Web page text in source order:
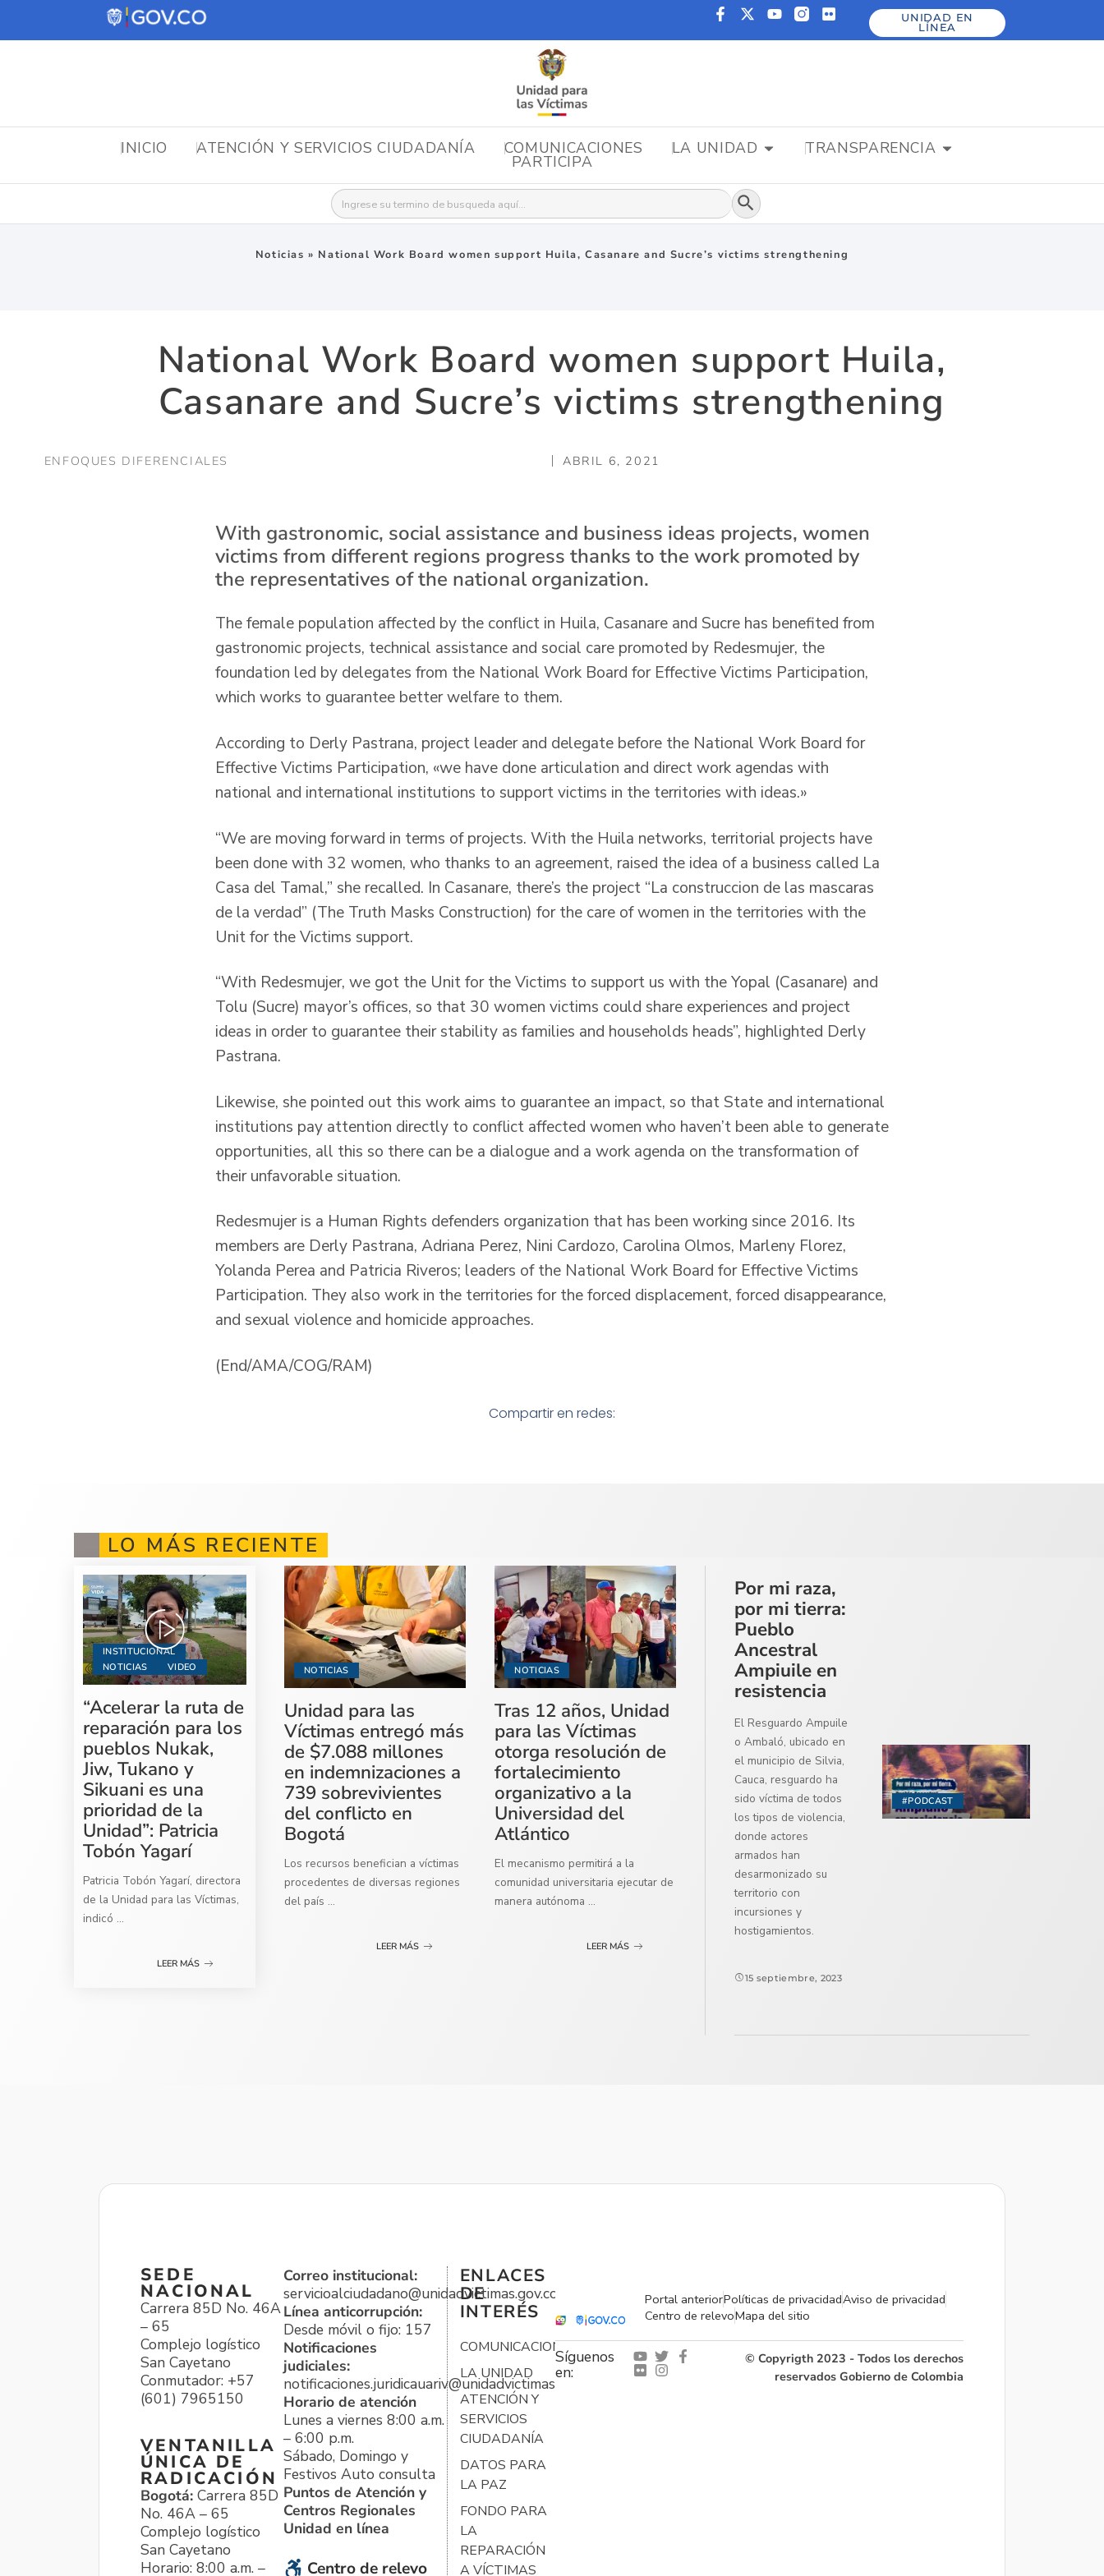
UNIDAD EN
LÍNEA
INICIO ATENCIÓN Y SERVICIOS CIUDADANÍA COMUNICACIONES LA UNIDAD TRANSPARENCIA
PARTICIPA
Buscar: Botón de búsqueda
Noticias » National Work Board women support Huila, Casanare and Sucre’s victims strengthening
National Work Board women support Huila,
Casanare and Sucre’s victims strengthening
ENFOQUES DIFERENCIALES ABRIL 6, 2021
With gastronomic, social assistance and business ideas projects, women
victims from different regions progress thanks to the work promoted by
the representatives of the national organization.
The female population affected by the conflict in Huila, Casanare and Sucre has benefited from
gastronomic projects, technical assistance and social care promoted by Redesmujer, the
foundation led by delegates from the National Work Board for Effective Victims Participation,
which works to guarantee better welfare to them.
According to Derly Pastrana, project leader and delegate before the National Work Board for
Effective Victims Participation, «we have done articulation and direct work agendas with
national and international institutions to support victims in the territories with ideas.»
“We are moving forward in terms of projects. With the Huila networks, territorial projects have
been done with 32 women, who thanks to an agreement, raised the idea of ​​a business called La
Casa del Tamal,” she recalled. In Casanare, there’s the project “La construccion de las mascaras
de la verdad” (The Truth Masks Construction) for the care of women in the territories with the
Unit for the Victims support.
“With Redesmujer, we got the Unit for the Victims to support us with the Yopal (Casanare) and
Tolu (Sucre) mayor’s offices, so that 30 women victims could share experiences and project
ideas in order to guarantee their stability as families and households heads”, highlighted Derly
Pastrana.
Likewise, she pointed out this work aims to guarantee an impact, so that State and international
institutions pay attention directly to conflict affected women who haven’t been able to generate
opportunities, all this so there can be a dialogue and a work agenda on the transformation of
their unfavorable situation.
Redesmujer is a Human Rights defenders organization that has been working since 2016. Its
members are Derly Pastrana, Adriana Perez, Nini Cardozo, Carolina Olmos, Marleny Florez,
Yolanda Perea and Patricia Riveros; leaders of the National Work Board for Effective Victims
Participation. They also work in the territories for the forced displacement, forced disappearance,
and sexual violence and homicide approaches.
(End/AMA/COG/RAM)
Compartir en redes:
LO MÁS RECIENTE
INSTITUCIONAL
NOTICIAS
VIDEO
“Acelerar la ruta de
reparación para los
pueblos Nukak,
Jiw, Tukano y
Sikuani es una
prioridad de la
Unidad”: Patricia
Tobón Yagarí
Patricia Tobón Yagarí, directora
de la Unidad para las Víctimas,
indicó ...
LEER MÁS
NOTICIAS
Unidad para las
Víctimas entregó más
de $7.088 millones
en indemnizaciones a
739 sobrevivientes
del conflicto en
Bogotá
Los recursos benefician a víctimas
procedentes de diversas regiones
del país ...
LEER MÁS
NOTICIAS
Tras 12 años, Unidad
para las Víctimas
otorga resolución de
fortalecimiento
organizativo a la
Universidad del
Atlántico
El mecanismo permitirá a la
comunidad universitaria ejecutar de
manera autónoma ...
LEER MÁS
#PODCAST
Por mi raza,
por mi tierra:
Pueblo
Ancestral
Ampiuile en
resistencia
El Resguardo Ampuile
o Ambaló, ubicado en
el municipio de Silvia,
Cauca, resguardo ha
sido víctima de todos
los tipos de violencia,
donde actores
armados han
desarmonizado su
territorio con
incursiones y
hostigamientos.
15 septiembre, 2023
SEDE
NACIONAL
Carrera 85D No. 46A
– 65
Complejo logístico
San Cayetano
Conmutador: +57
(601) 7965150
VENTANILLA
ÚNICA DE
RADICACIÓN
Bogotá: Carrera 85D
No. 46A – 65
Complejo logístico
San Cayetano
Horario: 8:00 a.m. –
Correo institucional:
servicioalciudadano@unidadvictimas.gov.co
Línea anticorrupción:
Desde móvil o fijo: 157
Notificaciones
judiciales:
notificaciones.juridicauariv@unidadvictimas.gov.co
Horario de atención
Lunes a viernes 8:00 a.m.
– 6:00 p.m.
Sábado, Domingo y
Festivos Auto consulta
Puntos de Atención y
Centros Regionales
Unidad en línea
Centro de relevo
ENLACES
DE
INTERÉS
COMUNICACIONES
LA UNIDAD
ATENCIÓN Y
SERVICIOS
CIUDADANÍA
DATOS PARA
LA PAZ
FONDO PARA
LA
REPARACIÓN
A VÍCTIMAS
Portal anteriorPolíticas de privacidadAviso de privacidad
Centro de relevoMapa del sitio
Síguenos
en:
© Copyrigth 2023 - Todos los derechos
reservados Gobierno de Colombia